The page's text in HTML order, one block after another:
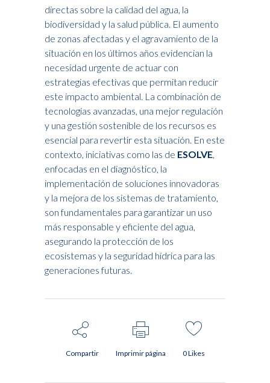
directas sobre la calidad del agua, la
biodiversidad y la salud pública. El aumento
de zonas afectadas y el agravamiento de la
situación en los últimos años evidencian la
necesidad urgente de actuar con
estrategias efectivas que permitan reducir
este impacto ambiental. La combinación de
tecnologías avanzadas, una mejor regulación
y una gestión sostenible de los recursos es
esencial para revertir esta situación. En este
contexto, iniciativas como las de ESOLVE
enfocadas en el diagnóstico, la
implementación de soluciones innovadoras
y la mejora de los sistemas de tratamiento,
son fundamentales para garantizar un uso
más responsable y eficiente del agua,
asegurando la protección de los
ecosistemas y la seguridad hídrica para las
generaciones futuras.
Compartir Imprimir página 0Likes